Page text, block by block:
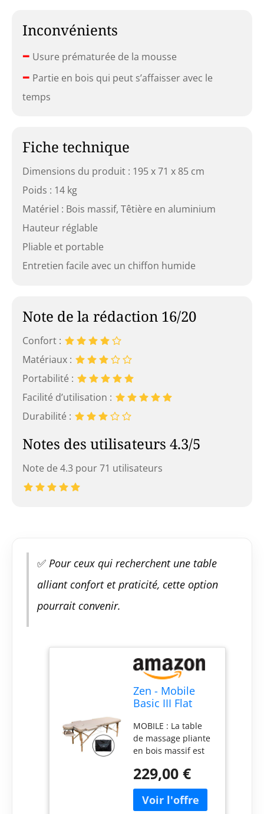
Inconvénients
– Usure prématurée de la mousse
– Partie en bois qui peut s’affaisser avec le
temps
Fiche technique
Dimensions du produit : 195 x 71 x 85 cm
Poids : 14 kg
Matériel : Bois massif, Têtière en aluminium
Hauteur réglable
Pliable et portable
Entretien facile avec un chiffon humide
Note de la rédaction 16/20
Confort :
Matériaux :
Portabilité :
Facilité d’utilisation :
Durabilité :
Notes des utilisateurs 4.3/5
Note de 4.3 pour 71 utilisateurs
✅ Pour ceux qui recherchent une table
alliant confort et praticité, cette option
pourrait convenir.
Zen - Mobile
Basic III Flat
Massage Pliable
& réglable —
Tables de
Massage en
Bois Massif,
têtière réglable
en Aluminium,
MOBILE : La table
de massage pliante
en bois massif est
et transportable (14
kg). Grâce au
système innovant
229,00 €